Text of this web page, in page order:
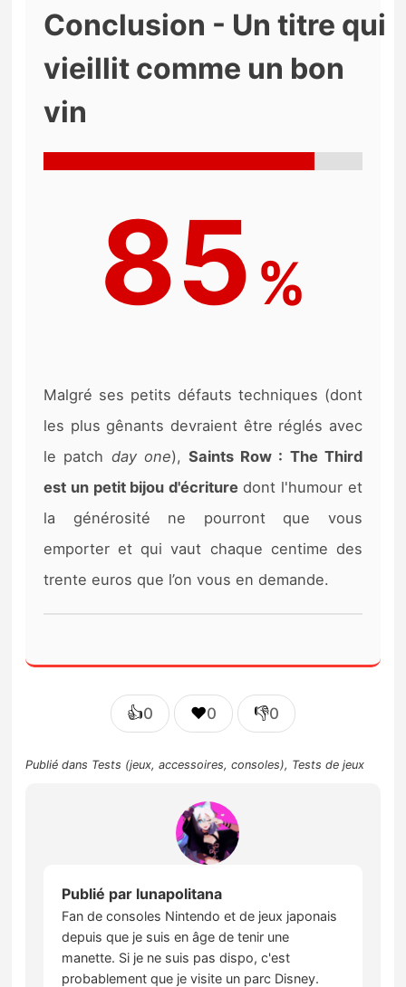
Conclusion - Un titre qui
vieillit comme un bon
vin
85 %
Malgré ses petits défauts techniques (dont
les plus gênants devraient être réglés avec
le patch day one), Saints Row : The Third
est un petit bijou d'écrituredont l'humour et
la générosité ne pourront que vous
emporter et qui vaut chaque centime des
trente euros que l’on vous en demande.
👍0 ❤️0 👎0
Publié dans Tests (jeux, accessoires, consoles), Tests de jeux
Publié par lunapolitana
Fan de consoles Nintendo et de jeux japonais
depuis que je suis en âge de tenir une
manette. Si je ne suis pas dispo, c'est
probablement que je visite un parc Disney.